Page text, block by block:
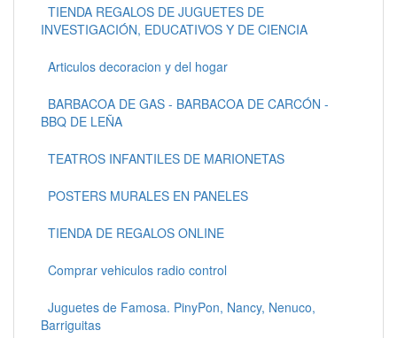
TIENDA REGALOS DE JUGUETES DE
INVESTIGACIÓN, EDUCATIVOS Y DE CIENCIA
Articulos decoracion y del hogar
BARBACOA DE GAS - BARBACOA DE CARCÓN -
BBQ DE LEÑA
TEATROS INFANTILES DE MARIONETAS
POSTERS MURALES EN PANELES
TIENDA DE REGALOS ONLINE
Comprar vehiculos radio control
Juguetes de Famosa. PinyPon, Nancy, Nenuco,
Barriguitas